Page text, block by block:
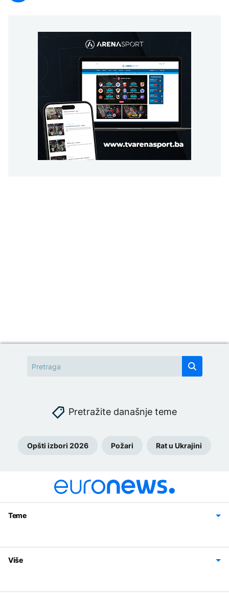
Pretražite današnje teme
Opšti izbori 2026 Požari Rat u Ukrajini
Teme
Svijet
Sport
Magazin
Više